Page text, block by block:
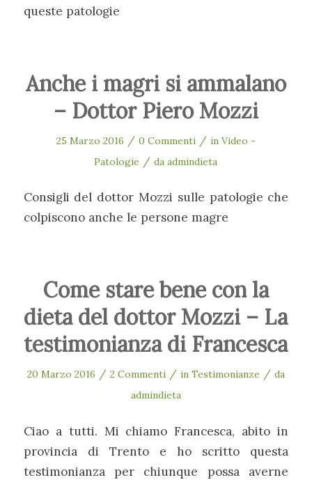
queste patologie
Anche i magri si ammalano
– Dottor Piero Mozzi
25 Marzo 2016 / 0 Commenti / in Video -
Patologie / daadmindieta
Consigli del dottor Mozzi sulle patologie che
colpiscono anche le persone magre
Come stare bene con la
dieta del dottor Mozzi – La
testimonianza di Francesca
20 Marzo 2016 / 2 Commenti / in Testimonianze / da
admindieta
Ciao a tutti. Mi chiamo Francesca, abito in
provincia di Trento e ho scritto questa
testimonianza per chiunque possa averne